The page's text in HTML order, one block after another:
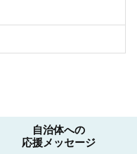
自治体への
応援メッセージ